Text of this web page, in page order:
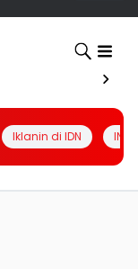
Iklanin di IDN